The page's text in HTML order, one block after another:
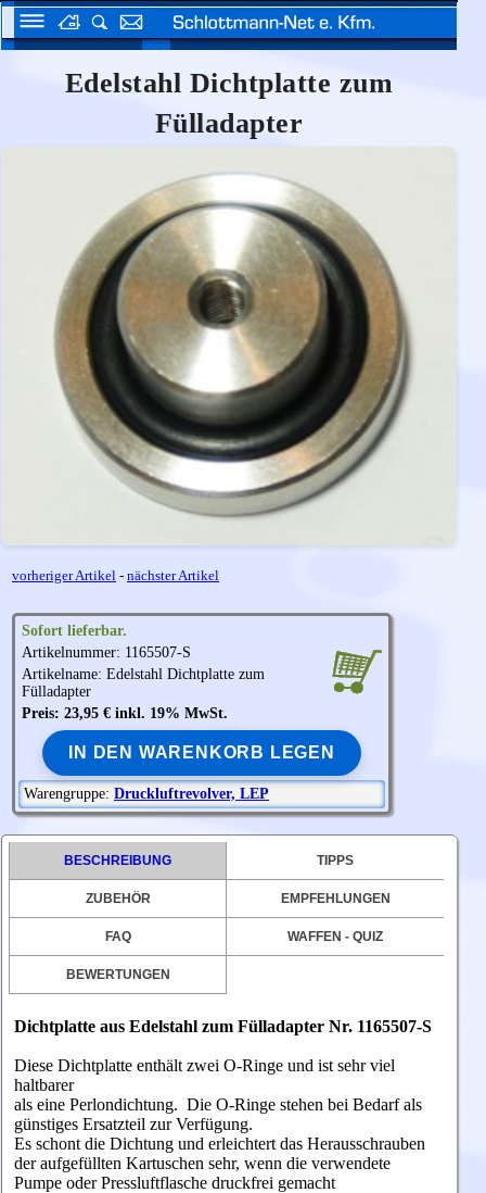
Edelstahl Dichtplatte zum
Fülladapter
vorheriger Artikel - nächster Artikel
Sofort lieferbar.
Artikelnummer: 1165507-S
Artikelname: Edelstahl Dichtplatte zum
Fülladapter
Preis: 23,95 € inkl. 19% MwSt.
IN DEN WARENKORB LEGEN
Warengruppe: Druckluftrevolver, LEP
BESCHREIBUNG TIPPS
ZUBEHÖR EMPFEHLUNGEN
FAQ WAFFEN - QUIZ
BEWERTUNGEN
Dichtplatte aus Edelstahl zum Fülladapter Nr. 1165507-S
Diese Dichtplatte enthält zwei O-Ringe und ist sehr viel
haltbarer
als eine Perlondichtung. Die O-Ringe stehen bei Bedarf als
günstiges Ersatzteil zur Verfügung.
Es schont die Dichtung und erleichtert das Herausschrauben
der aufgefüllten Kartuschen sehr, wenn die verwendete
Pumpe oder Pressluftflasche druckfrei gemacht